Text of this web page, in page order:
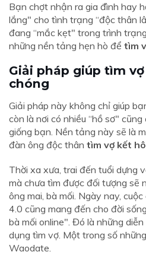
Bạn chợt nhận ra gia đình hay
lắng" cho tình trạng “độc thân
đang “mắc kẹt" trong trình
những nền tảng hẹn hò để tìm
Giải pháp giúp tìm
chóng
Giải pháp này không chỉ giúp
còn là nơi có nhiều “hồ sơ"
giống bạn. Nền tảng này sẽ là
đàn ông độc thân tìm vợ kết
Thời xa xưa, trai đến tuổi dựng
mà chưa tìm được đối tượng sẽ
ông mai, bà mối. Ngày nay,
4.0 cũng mang đến cho đời
bà mối online". Đó là những
dụng tìm vợ. Một trong số
Waodate.